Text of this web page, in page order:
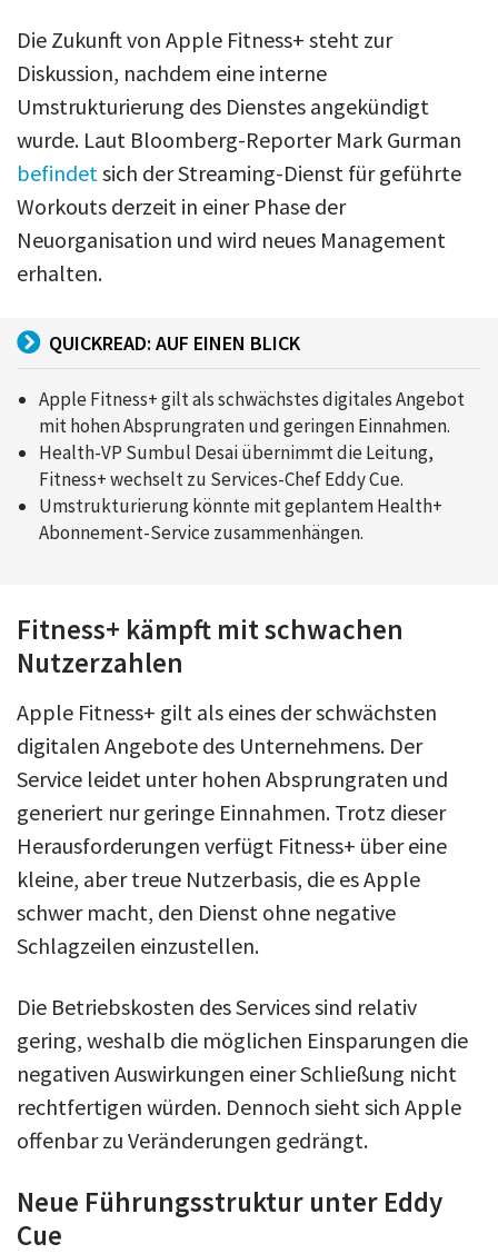
Die Zukunft von Apple Fitness+ steht zur
Diskussion, nachdem eine interne
Umstrukturierung des Dienstes angekündigt
wurde. Laut Bloomberg-Reporter Mark Gurman
befindet sich der Streaming-Dienst für geführte
Workouts derzeit in einer Phase der
Neuorganisation und wird neues Management
erhalten.
QUICKREAD: AUF EINEN BLICK
Apple Fitness+ gilt als schwächstes digitales Angebot
mit hohen Absprungraten und geringen Einnahmen.
Health-VP Sumbul Desai übernimmt die Leitung,
Fitness+ wechselt zu Services-Chef Eddy Cue.
Umstrukturierung könnte mit geplantem Health+
Abonnement-Service zusammenhängen.
Fitness+ kämpft mit schwachen
Nutzerzahlen
Apple Fitness+ gilt als eines der schwächsten
digitalen Angebote des Unternehmens. Der
Service leidet unter hohen Absprungraten und
generiert nur geringe Einnahmen. Trotz dieser
Herausforderungen verfügt Fitness+ über eine
kleine, aber treue Nutzerbasis, die es Apple
schwer macht, den Dienst ohne negative
Schlagzeilen einzustellen.
Die Betriebskosten des Services sind relativ
gering, weshalb die möglichen Einsparungen die
negativen Auswirkungen einer Schließung nicht
rechtfertigen würden. Dennoch sieht sich Apple
offenbar zu Veränderungen gedrängt.
Neue Führungsstruktur unter Eddy
Cue